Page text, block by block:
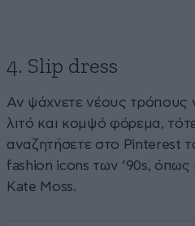
4. Slip dress
Αν ψάχνετε νέους τρόπους
λιτό και κομψό φόρεμα,
αναζητήσετε στο Pinterest
fashion icons των ‘90s,
Kate Moss.